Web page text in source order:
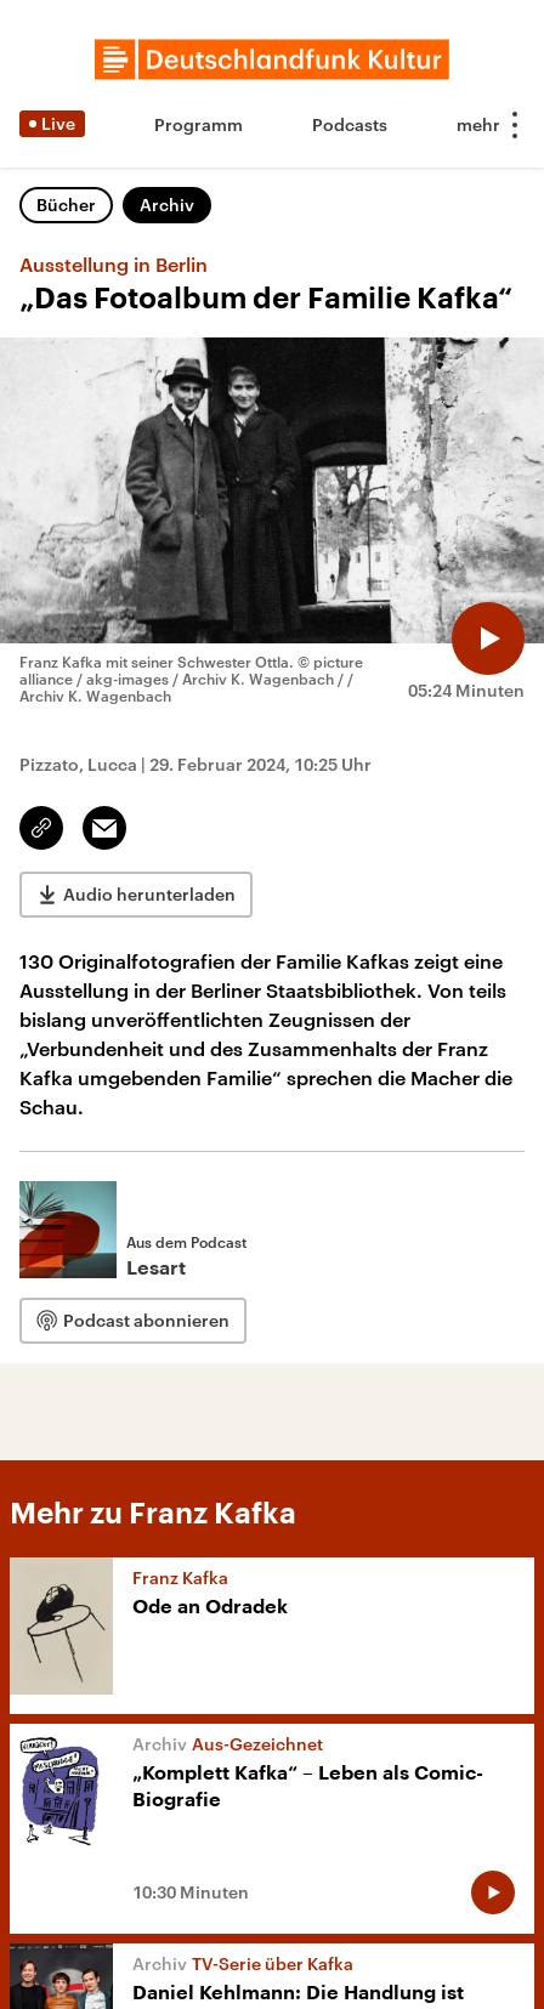
Live Programm Podcasts
Bücher Archiv
Ausstellung in Berlin
„Das Fotoalbum der Familie Kafka“
05:24 Minuten
Franz Kafka mit seiner Schwester Ottla. © picture
alliance / akg-images / Archiv K. Wagenbach / /
Archiv K. Wagenbach
Pizzato, Lucca | 29. Februar 2024, 10:25 Uhr
Link
kopieren/teilen
Email
Audio herunterladen
130 Originalfotografien der Familie Kafkas zeigt eine
Ausstellung in der Berliner Staatsbibliothek. Von teils
bislang unveröffentlichten Zeugnissen der
„Verbundenheit und des Zusammenhalts der Franz
Kafka umgebenden Familie“ sprechen die Macher die
Schau.
Aus dem Podcast
Lesart
Podcast abonnieren
Mehr zu Franz Kafka
Franz Kafka
Ode an Odradek
Aus-Gezeichnet
„Komplett Kafka“ – Leben als Comic-
Biografie
10:30 Minuten
TV-Serie über Kafka
Daniel Kehlmann: Die Handlung ist